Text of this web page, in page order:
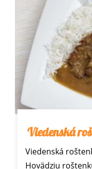
Viedenská
Viedenská
Hovädziu